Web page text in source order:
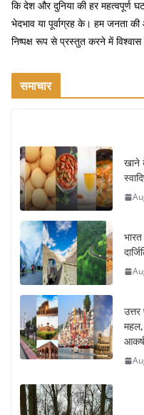
k
कि देश और दुनिया की हर महत्वपूर्ण
भेदभाव या पूर्वाग्रह के। हम जनता
निष्पक्ष रूप से प्रस्तुत करने में
समाचार
खाने